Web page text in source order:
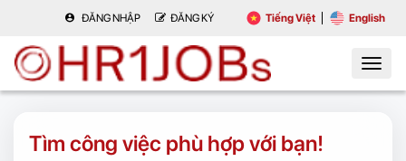
ĐĂNG NHẬP ĐĂNG KÝ Tiếng Việt English
Tìm công việc phù hợp với bạn!